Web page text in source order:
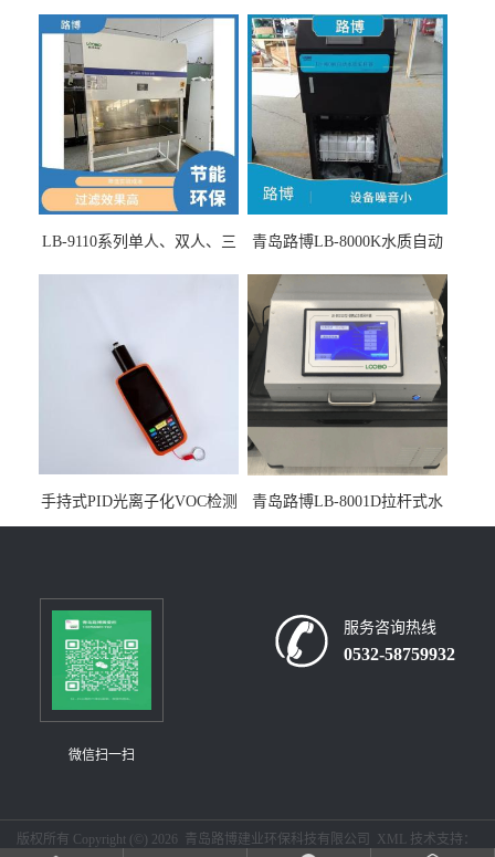
LB-9110系列单人、双人、三
青岛路博LB-8000K水质自动
手持式PID光离子化VOC检测
仪（挥发性有机物设备）
青岛路博LB-8001D拉杆式水
质采样器
微信扫一扫
服务咨询热线
0532-58759932
版权所有 Copyright (©) 2026 青岛路博建业环保科技有限公司 XML 技术支持：